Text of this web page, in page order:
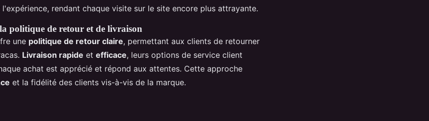
rendant chaque visite sur le site encore plus attrayante.
politique de retour et de livraison
une politique de retour claire, permettant aux clients de retourner
Livraison rapide et efficace, leurs options de service client
achat est apprécié et répond aux attentes. Cette approche
et la fidélité des clients vis-à-vis de la marque.